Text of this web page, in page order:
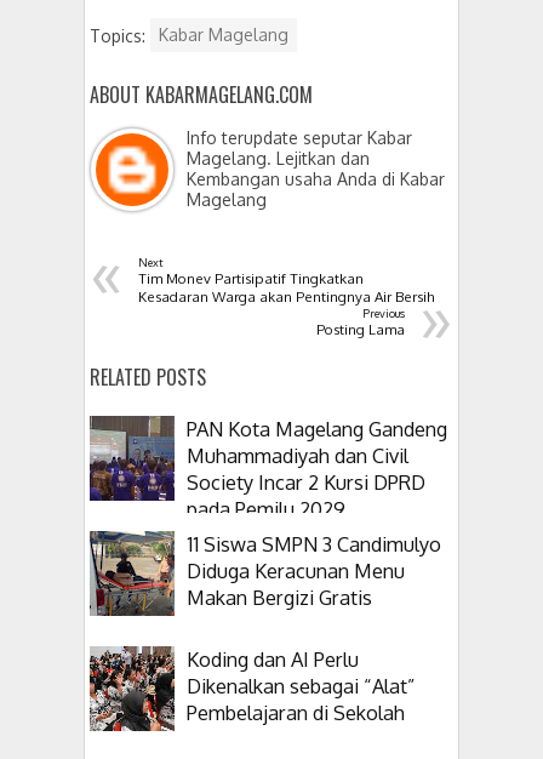
Topics: Kabar Magelang
ABOUT KABARMAGELANG.COM
Info terupdate seputar Kabar
Magelang. Lejitkan dan
Kembangan usaha Anda di Kabar
Magelang
« Next
Tim Monev Partisipatif Tingkatkan
Kesadaran Warga akan Pentingnya Air Bersih»
Previous
Posting Lama
RELATED POSTS
PAN Kota Magelang Gandeng
Muhammadiyah dan Civil
Society Incar 2 Kursi DPRD
pada Pemilu 2029
11 Siswa SMPN 3 Candimulyo
Diduga Keracunan Menu
Makan Bergizi Gratis
Koding dan AI Perlu
Dikenalkan sebagai “Alat”
Pembelajaran di Sekolah